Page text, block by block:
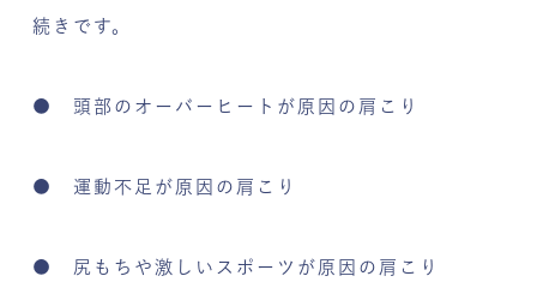
続きです。
● 頭部のオーバーヒートが原因の肩こり
● 運動不足が原因の肩こり
● 尻もちや激しいスポーツが原因の肩こり